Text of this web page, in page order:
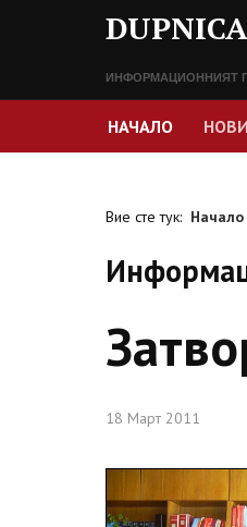
ИНФОРМАЦИОННИЯТ
НАЧАЛО
Вие сте тук: Начало
18 Март 2011